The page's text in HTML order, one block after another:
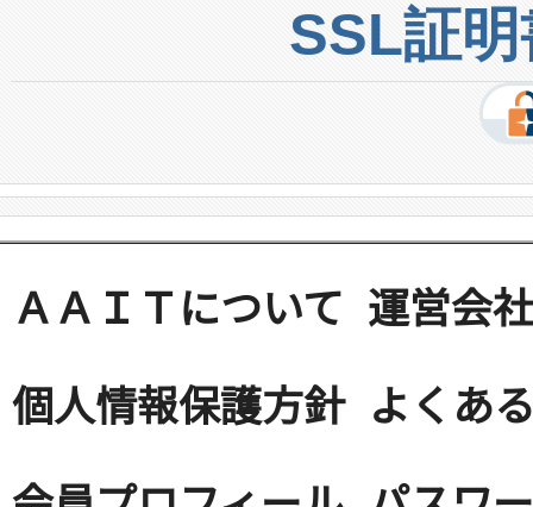
SSL証
ＡＡＩＴについて 運営会社
個人情報保護方針 よくあ